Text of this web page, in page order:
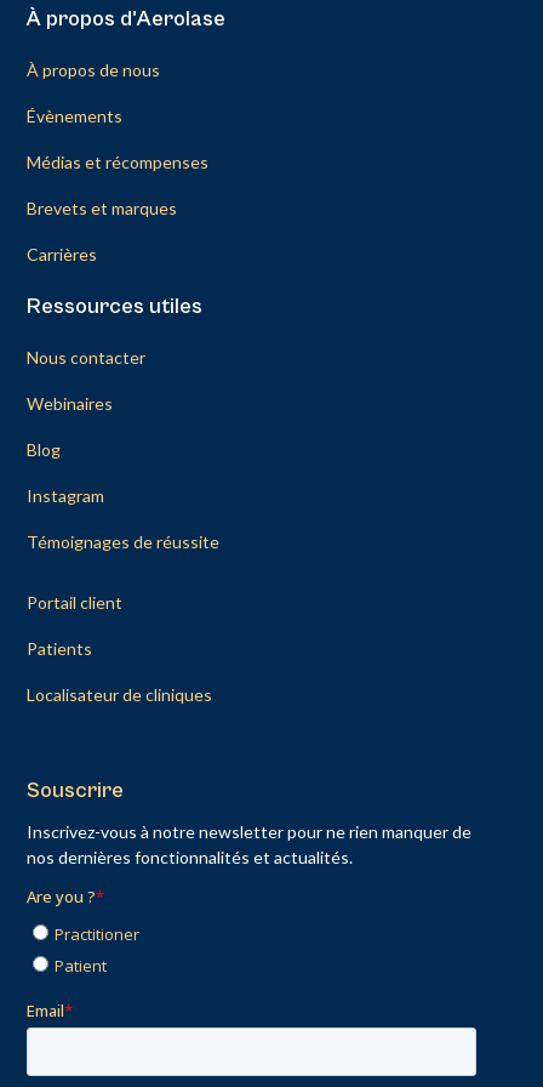
À propos d'Aerolase
À propos de nous
Évènements
Médias et récompenses
Brevets et marques
Carrières
Ressources utiles
Nous contacter
Webinaires
Blog
Instagram
Témoignages de réussite
Portail client
Patients
Localisateur de cliniques
Souscrire
Inscrivez-vous à notre newsletter pour ne rien manquer de
nos dernières fonctionnalités et actualités.